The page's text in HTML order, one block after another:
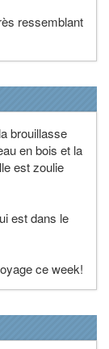
ressemblant
brouillasse
en bois et la
est zoulie
est dans le
ce week!